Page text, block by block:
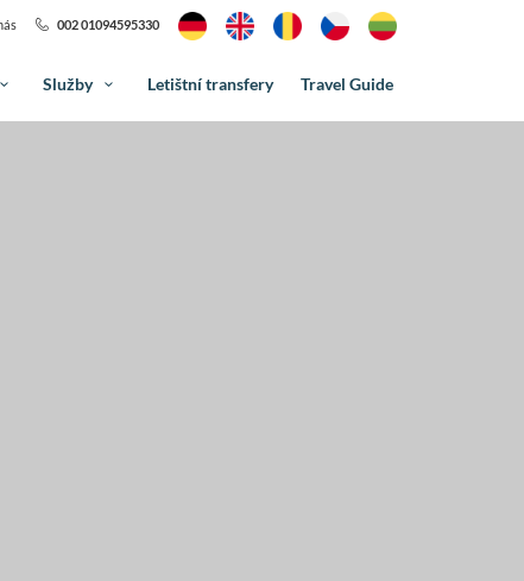
002 01094595330
Služby Letištní transfery Travel Guide